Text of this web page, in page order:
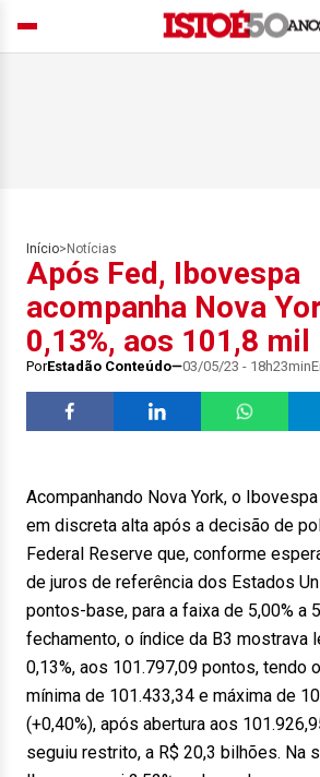
Início> Notícias
Após Fed, Ibovespa
acompanha Nova
0,13%, aos 101,8
PorEstadão Conteúdo 03/05/23 - 18h23min
Acompanhando Nova York, o
em discreta alta após a decisão de
Federal Reserve que, conforme
de juros de referência dos Estados
pontos-base, para a faixa de 5,00% a
fechamento, o índice da B3 mostrava
0,13%, aos 101.797,09 pontos, tendo
mínima de 101.433,34 e máxima de
(+0,40%), após abertura aos
seguiu restrito, a R$ 20,3 bilhões. Na